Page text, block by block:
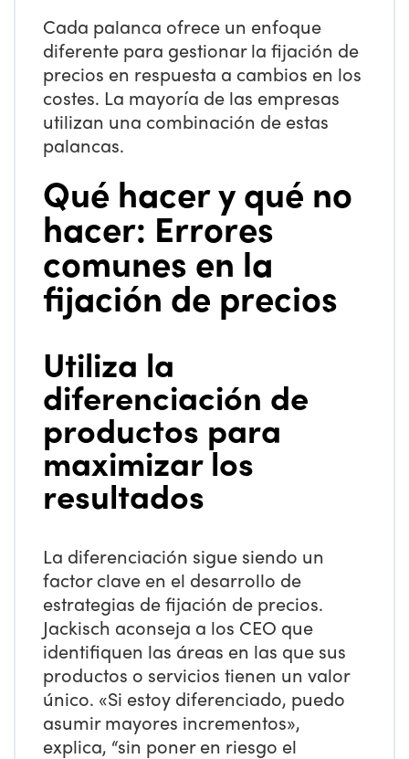
Cada palanca ofrece un enfoque
diferente para gestionar la fijación de
precios en respuesta a cambios en los
costes. La mayoría de las empresas
utilizan una combinación de estas
palancas.
Qué hacer y qué no
hacer: Errores
comunes en la
fijación de precios
Utiliza la
diferenciación de
productos para
maximizar los
resultados
La diferenciación sigue siendo un
factor clave en el desarrollo de
estrategias de fijación de precios.
Jackisch aconseja a los CEO que
identifiquen las áreas en las que sus
productos o servicios tienen un valor
único. «Si estoy diferenciado, puedo
asumir mayores incrementos»,
explica, “sin poner en riesgo el